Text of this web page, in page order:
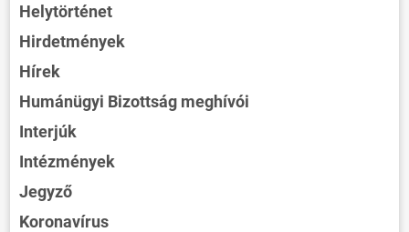
Helytörténet
Hirdetmények
Hírek
Humánügyi Bizottság meghívói
Interjúk
Intézmények
Jegyző
Koronavírus